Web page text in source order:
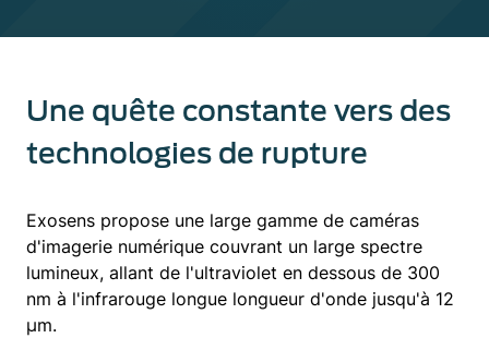
Une quête constante vers des
technologies de rupture
Exosens propose une large gamme de caméras
d'imagerie numérique couvrant un large spectre
lumineux, allant de l'ultraviolet en dessous de 300
nm à l'infrarouge longue longueur d'onde jusqu'à 12
µm.